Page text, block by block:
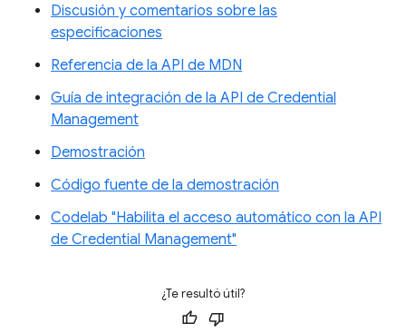
Discusión y comentarios sobre las
especificaciones
Referencia de la API de MDN
Guía de integración de la API de Credential
Management
Demostración
Código fuente de la demostración
Codelab "Habilita el acceso automático con la API
de Credential Management"
¿Te resultó útil?